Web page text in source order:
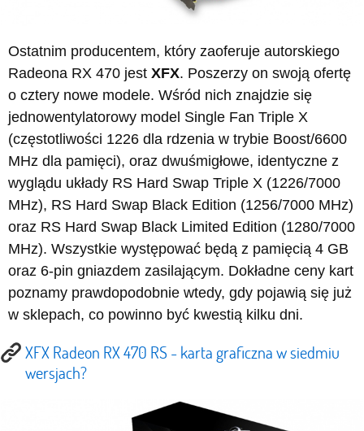
Ostatnim producentem, który zaoferuje autorskiego
Radeona RX 470 jest XFX. Poszerzy on swoją ofertę
o cztery nowe modele. Wśród nich znajdzie się
jednowentylatorowy model Single Fan Triple X
(częstotliwości 1226 dla rdzenia w trybie Boost/6600
MHz dla pamięci), oraz dwuśmigłowe, identyczne z
wyglądu układy RS Hard Swap Triple X (1226/7000
MHz), RS Hard Swap Black Edition (1256/7000 MHz)
oraz RS Hard Swap Black Limited Edition (1280/7000
MHz). Wszystkie występować będą z pamięcią 4 GB
oraz 6-pin gniazdem zasilającym. Dokładne ceny kart
poznamy prawdopodobnie wtedy, gdy pojawią się już
w sklepach, co powinno być kwestią kilku dni.
XFX Radeon RX 470 RS - karta graficzna w siedmiu
wersjach?